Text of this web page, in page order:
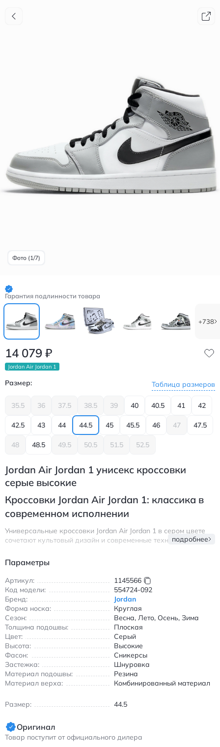
Фото (1/7)
Гарантия подлинности товара
+738
14 079 ₽
Jordan Air Jordan 1
Размер: Таблица размеров
35.5 36 37.5 38.5 39 40 40.5 41 42
42.5 43 44 44.5 45 45.5 46 47 47.5
48 48.5 49.5 50.5 51.5 52.5
Jordan Air Jordan 1 унисекс кроссовки
серые высокие
Кроссовки Jordan Air Jordan 1: классика в
современном исполнении
Универсальные кроссовки Jordan Air Jordan 1 в сером цвете
сочетают культовый дизайн и современные технологии.
синтетических материалов, они обеспечивают долговечность
и комфорт при носке. Высокая посадка надежно фиксирует
стопу, а резиновая подошва с технологией Air-sole
гарантирует амортизацию и сцепление с любой
поверхностью.
Модель подходит для всех сезонов благодаря продуманной
конструкции. Круглый носок и шнуровка обеспечивают
удобную посадку, а износостойкие материалы сохраняют
внешний вид даже при интенсивной эксплуатации. Серый
цвет с черными и белыми акцентами легко сочетается с
повседневной одеждой, создавая стильные образы для
прогулок, учебы или встреч с друзьями.
Эти кроссовки — идеальный выбор для тех, кто ценит
свитшотами, так и с более элегантными нарядами, добавляя
образу спортивный шарм.
Дополнительные преимущества:
Воздухопроницаемая конструкция для комфорта в
подробнее
Параметры
Артикул:
1145566
Код модели:
554724-092
Бренд:
Jordan
Форма носка:
Круглая
Сезон:
Весна, Лето, Осень, Зима
Толщина подошвы:
Плоская
Цвет:
Серый
Высота:
Высокие
Фасон:
Сникерсы
Застежка:
Шнуровка
Материал подошвы:
Резина
Материал верха:
Комбинированный материал
Размер: 44.5
Оригинал
Товар поступит от официального дилера